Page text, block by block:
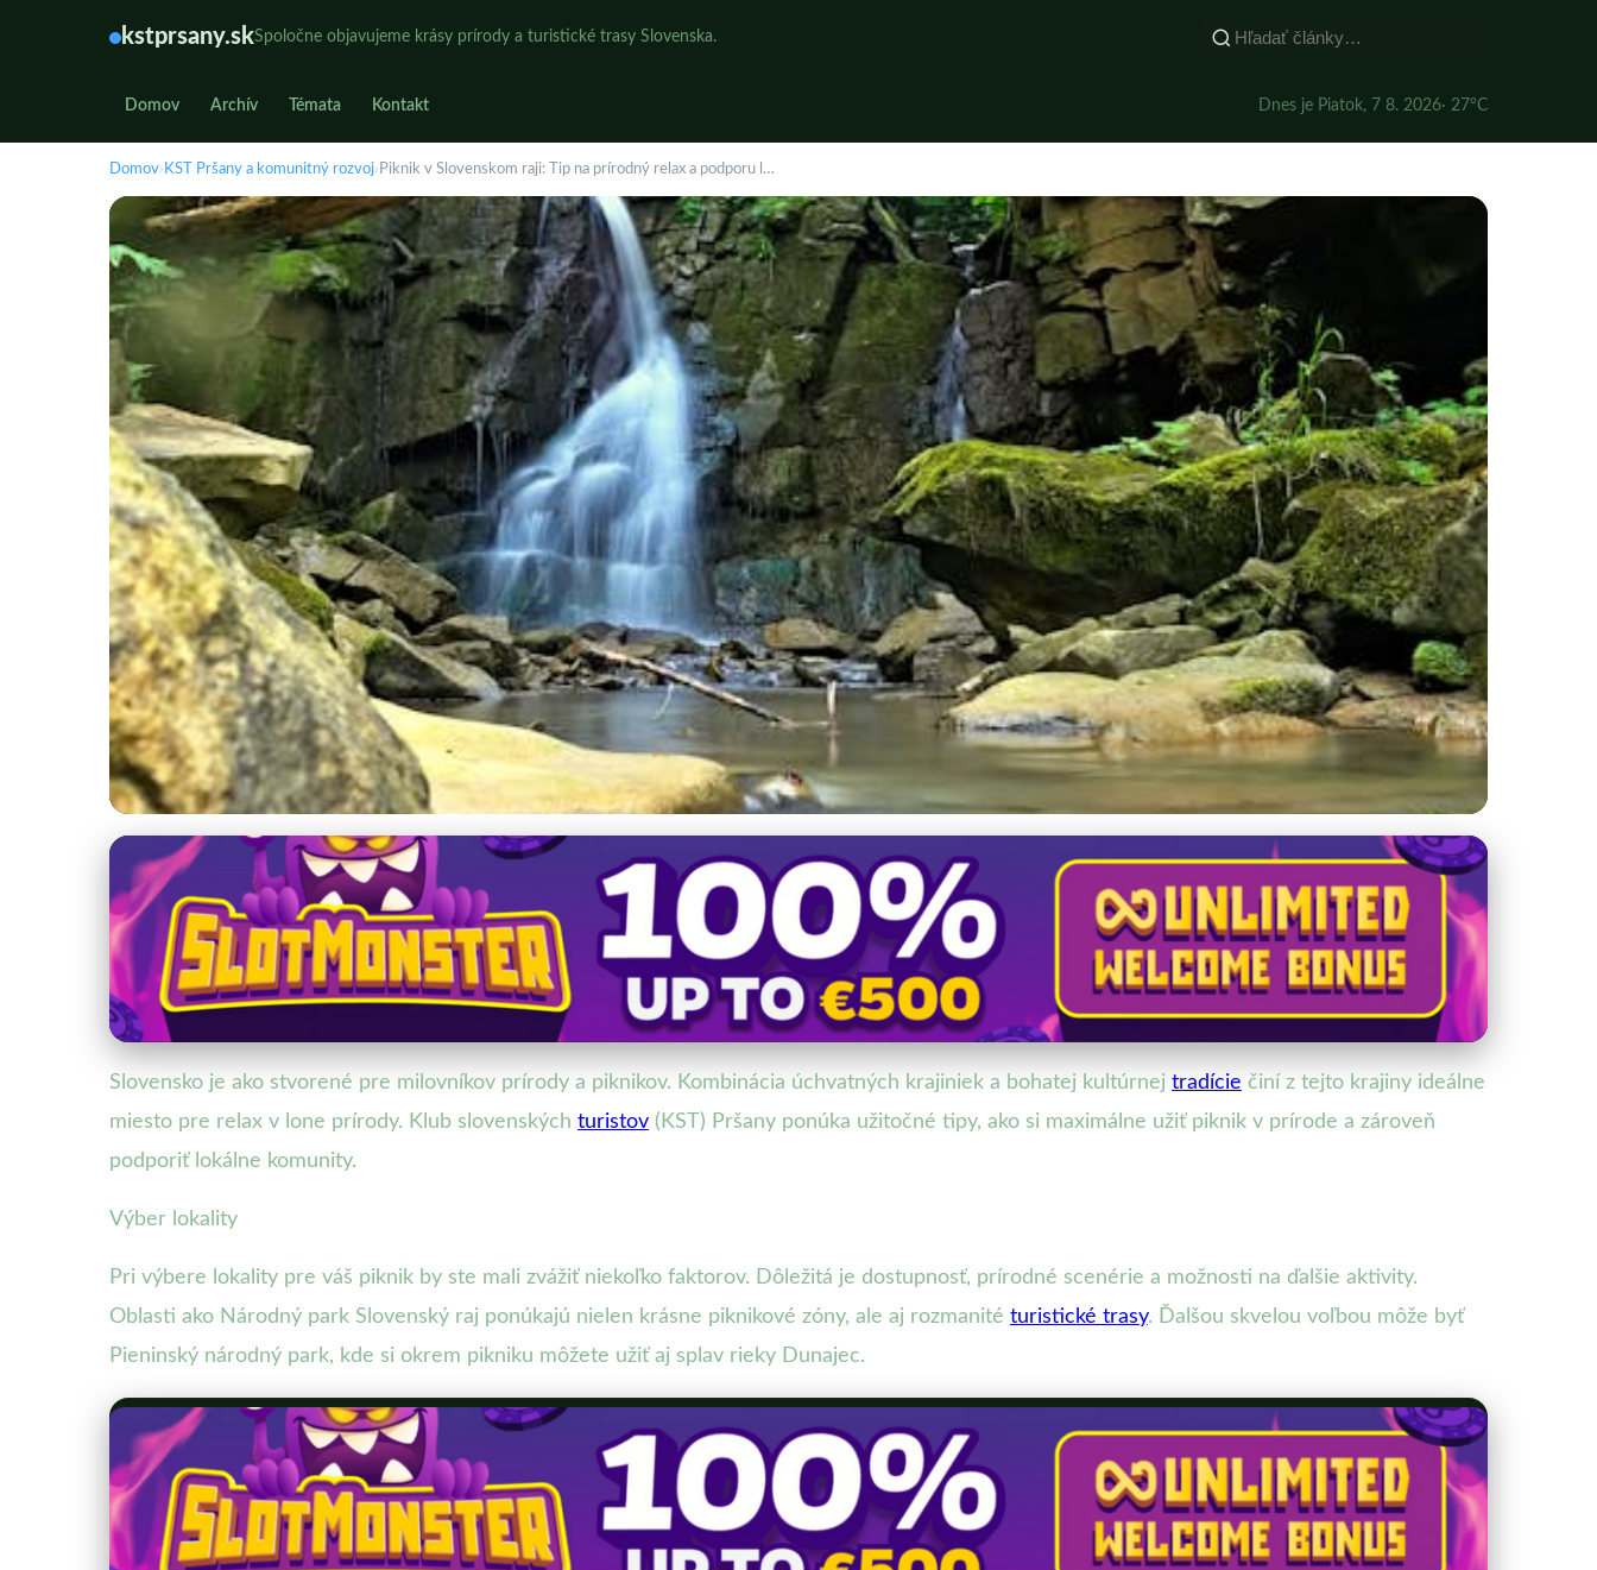
kstprsany.skSpoločne objavujeme krásy prírody a turistické trasy Slovenska.
Domov Archív Témata Kontakt Dnes je Piatok, 7 8. 2026· 27°C
Domov› KST Pršany a komunitný rozvoj› Piknik v Slovenskom raji: Tip na prírodný relax a podporu l…
KST Pršany a komunitný rozvoj
Piknik v Slovenskom raji: Tip na prírodný relax a podporu lokálnych
komunít
Slovensko je ako stvorené pre milovníkov prírody a piknikov. Kombinácia úchvatných krajiniek a bohatej kultúrnej tradície činí z tejto krajiny ideálne
miesto pre relax v lone prírody. Klub slovenských turistov (KST) Pršany ponúka užitočné tipy, ako si maximálne užiť piknik v prírode a zároveň
podporiť lokálne komunity.
Výber lokality
Pri výbere lokality pre váš piknik by ste mali zvážiť niekoľko faktorov. Dôležitá je dostupnosť, prírodné scenérie a možnosti na ďalšie aktivity.
Oblasti ako Národný park Slovenský raj ponúkajú nielen krásne piknikové zóny, ale aj rozmanité turistické trasy. Ďalšou skvelou voľbou môže byť
Pieninský národný park, kde si okrem pikniku môžete užiť aj splav rieky Dunajec.